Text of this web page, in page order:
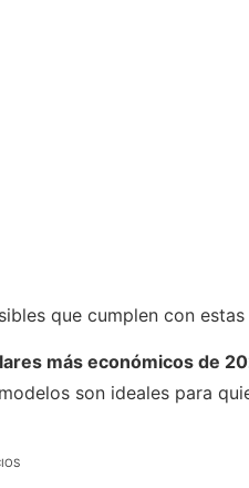
que cumplen con
más económicos de
son ideales para